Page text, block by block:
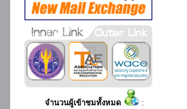
จำนวนผู้เข้าชมทั้งหมด :